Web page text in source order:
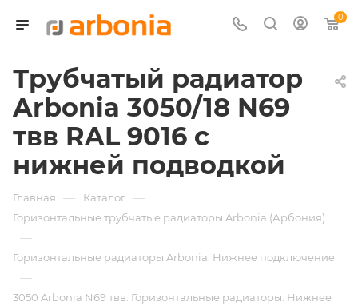
0
Трубчатый радиатор
Arbonia 3050/18 N69
твв RAL 9016 с
нижней подводкой
Главная — Каталог —
Горизонтальные трубчатые радиаторы Arbonia (Арбония)
—
Горизонтальные радиаторы Arbonia. Нижнее подключение
—
3050 Arbonia N69 твв. Горизонтальные радиаторы. Нижнее